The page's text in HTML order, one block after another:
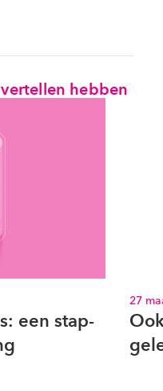
hebben
een stap-
27